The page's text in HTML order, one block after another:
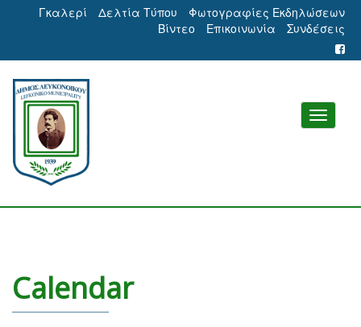
Γκαλερί Δελτία Τύπου
Φωτογραφίες Εκδηλώσεων
Βίντεο
Επικοινωνία Συνδέσεις
Calendar